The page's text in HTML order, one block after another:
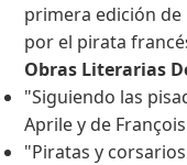
primera edición
por el pirata
Obras Literarias
"Siguiendo las
Aprile y de
"Piratas y